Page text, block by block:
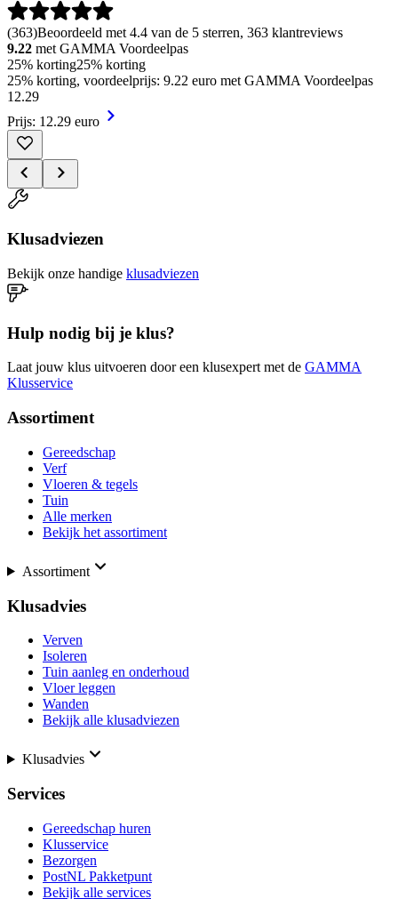
(363)Beoordeeld met 4.4 van de 5 sterren, 363 klantreviews
9.22 met GAMMA Voordeelpas
25% korting25% korting
25% korting, voordeelprijs: 9.22 euro met GAMMA Voordeelpas
12.29
Prijs: 12.29 euro
Klusadviezen
Bekijk onze handige klusadviezen
Hulp nodig bij je klus?
Laat jouw klus uitvoeren door een klusexpert met de GAMMA
Klusservice
Assortiment
Gereedschap
Verf
Vloeren & tegels
Tuin
Alle merken
Bekijk het assortiment
Assortiment
Klusadvies
Verven
Isoleren
Tuin aanleg en onderhoud
Vloer leggen
Wanden
Bekijk alle klusadviezen
Klusadvies
Services
Gereedschap huren
Klusservice
Bezorgen
PostNL Pakketpunt
Bekijk alle services